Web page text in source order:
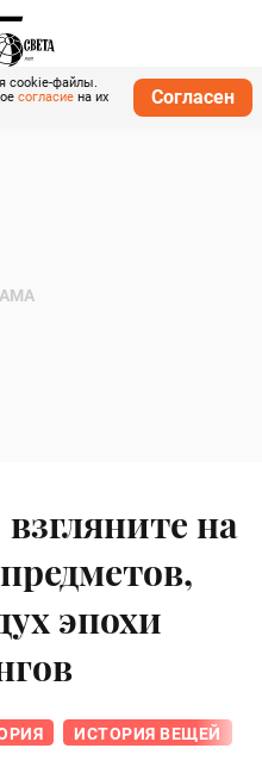
cookie-файлы.
согласие на их
Согласен
на
эпохи
ИСТОРИЯ ВЕЩЕЙ